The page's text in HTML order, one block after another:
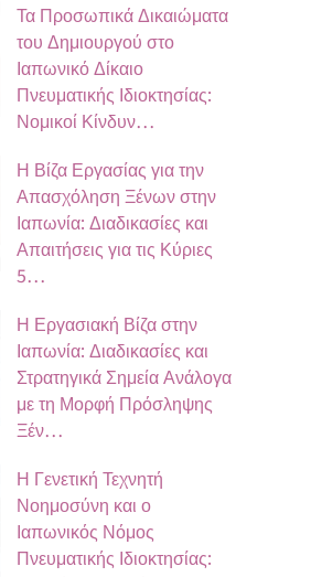
Τα Προσωπικά Δικαιώματα
του Δημιουργού στο
Ιαπωνικό Δίκαιο
Πνευματικής Ιδιοκτησίας:
Νομικοί Κίνδυν…
Η Βίζα Εργασίας για την
Απασχόληση Ξένων στην
Ιαπωνία: Διαδικασίες και
Απαιτήσεις για τις Κύριες
5…
Η Εργασιακή Βίζα στην
Ιαπωνία: Διαδικασίες και
Στρατηγικά Σημεία Ανάλογα
με τη Μορφή Πρόσληψης
Ξέν…
Η Γενετική Τεχνητή
Νοημοσύνη και ο
Ιαπωνικός Νόμος
Πνευματικής Ιδιοκτησίας: